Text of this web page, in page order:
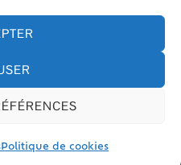
Politique de cookies
(UE)
GRC/GRU)